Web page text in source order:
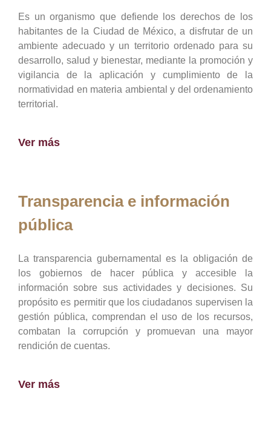
Es un organismo que defiende los derechos de los
habitantes de la Ciudad de México, a disfrutar de un
ambiente adecuado y un territorio ordenado para su
desarrollo, salud y bienestar, mediante la promoción y
vigilancia de la aplicación y cumplimiento de la
normatividad en materia ambiental y del ordenamiento
territorial.
Ver más
Transparencia e información
pública
La transparencia gubernamental es la obligación de
los gobiernos de hacer pública y accesible la
información sobre sus actividades y decisiones. Su
propósito es permitir que los ciudadanos supervisen la
gestión pública, comprendan el uso de los recursos,
combatan la corrupción y promuevan una mayor
rendición de cuentas.
Ver más